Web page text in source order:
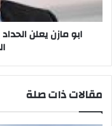
ضحايا
المعتمرين
الفلسطينيين
ابو مازن يعلن
مقالات ذات صلة